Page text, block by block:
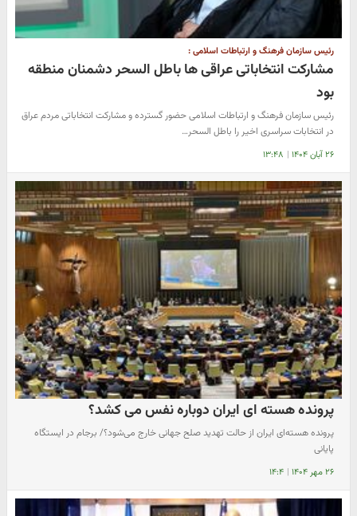
رئیس سازمان فرهنگ و ارتباطات اسلامی :
مشارکت انتخاباتی عراقی ها باطل السحر دشمنان منطقه
بود
رئیس سازمان فرهنگ و ارتباطات اسلامی حضور گسترده و مشارکت انتخاباتی مردم عراق
در انتخابات سراسری اخیر را باطل السحر…
۲۶ آبان ۱۴۰۴ | ۱۳:۴۸
پرونده هسته ای ایران دوباره نفس می کشد؟
پرونده هسته‌ای ایران از حالت تهدید صلح جهانی خارج می‌شود؟/ برجام در ایستگاه
پایانی
۲۶ مهر ۱۴۰۴ | ۱۴:۴